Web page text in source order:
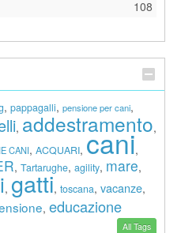
108
, pappagalli, pensione per cani,
, addestramento,
CANI, ACQUARI, cani,
, Tartarughe, agility, mare,
, gatti, toscana, vacanze,
, educazione
All Tags